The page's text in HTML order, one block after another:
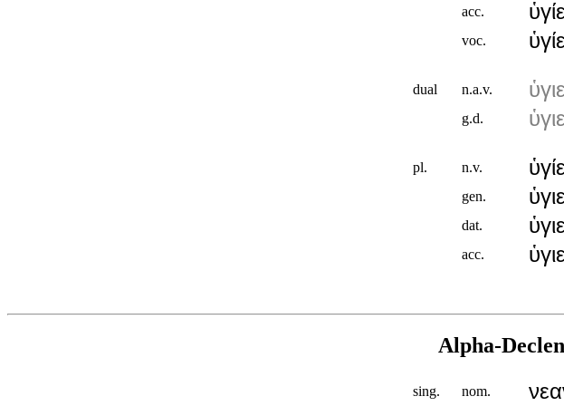
acc.
voc.
dual n.a.v.
g.d.
pl. n.v.
gen.
dat.
acc.
Alpha-
sing. nom.